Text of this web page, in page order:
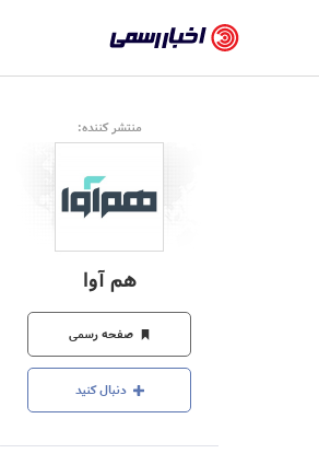
رسمی
-
اخبار
تایید
شده
شرکت‌ها،
سازمان‌ها
و
روابط
عمومی‌ها
منتشر کننده:
هم آوا
صفحه رسمی
دنبال کنید